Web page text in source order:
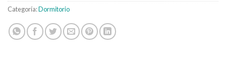
Categoría:Dormitorio